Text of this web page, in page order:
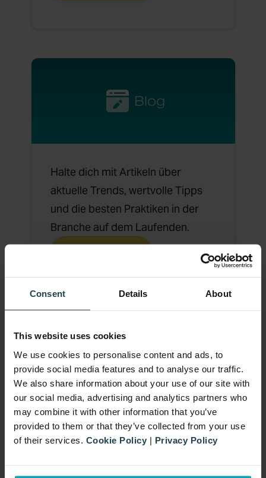
Consent Details About
This website uses cookies
We use cookies to personalise content and ads, to
provide social media features and to analyse our traffic.
We also share information about your use of our site with
our social media, advertising and analytics partners who
may combine it with other information that you’ve
provided to them or that they’ve collected from your use
of their services. Cookie Policy | Privacy Policy
Blog
Halte dich mit Artikeln über
aktuelle Trends, wertvolle Tipps
und die besten Praktiken in der
Branche auf dem Laufenden.
Fallstudien
Schau dir an, wie andere mit ihren